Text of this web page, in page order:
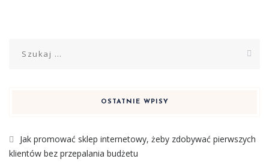
OSTATNIE WPISY
Jak promować sklep internetowy, żeby zdobywać pierwszych
klientów bez przepalania budżetu